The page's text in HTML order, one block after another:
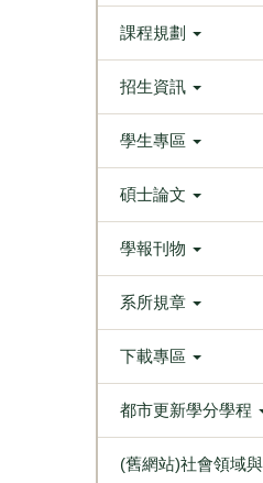
課程規劃
招生資訊
學生專區
碩士論文
學報刊物
系所規章
下載專區
都市更新學分學程
(舊網站)社會領域